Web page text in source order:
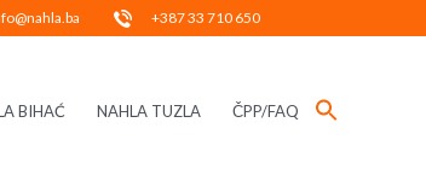
+387 33 710 650
BIHAĆ NAHLA TUZLA ČPP/FAQ